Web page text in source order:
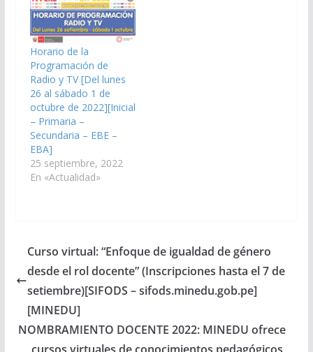
Horario de la
Programación de
Radio y TV [Del lunes
26 al sábado 1 de
octubre de 2022][Inicial
– Primaria –
Secundaria – EBE –
EBA]
25 septiembre, 2022
En «Actualidad»
Curso virtual: “Enfoque de igualdad de género
desde el rol docente” (Inscripciones hasta el 7 de
setiembre)[SIFODS – sifods.minedu.gob.pe]
[MINEDU]
NOMBRAMIENTO DOCENTE 2022: MINEDU ofrece